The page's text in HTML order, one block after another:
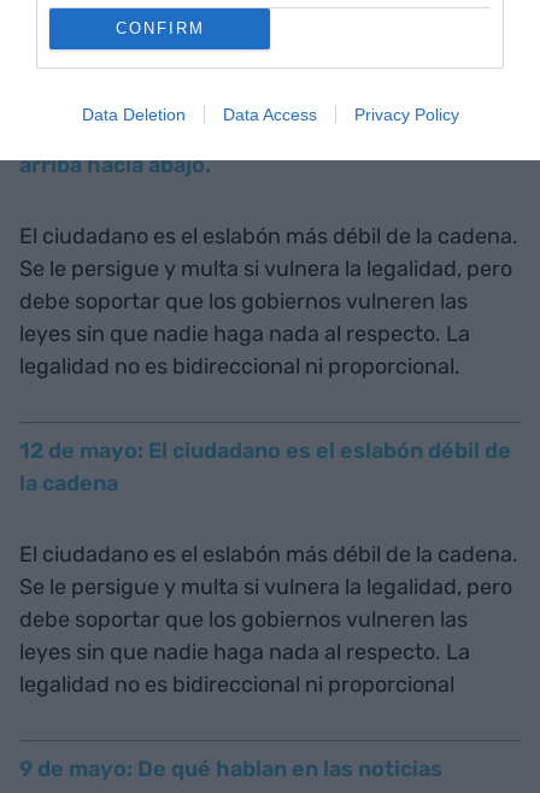
CONFIRM
Data Deletion Data Access Privacy Policy
que se consulte, lo cual hace pensar que no sea
de ninguno de ellos, sino una ocurrencia anónima
13 de mayo: Innovar de abajo hacia arriba, o de
arriba hacia abajo.
El ciudadano es el eslabón más débil de la cadena.
Se le persigue y multa si vulnera la legalidad, pero
debe soportar que los gobiernos vulneren las
leyes sin que nadie haga nada al respecto. La
legalidad no es bidireccional ni proporcional.
12 de mayo: El ciudadano es el eslabón débil de
la cadena
El ciudadano es el eslabón más débil de la cadena.
Se le persigue y multa si vulnera la legalidad, pero
debe soportar que los gobiernos vulneren las
leyes sin que nadie haga nada al respecto. La
legalidad no es bidireccional ni proporcional
9 de mayo: De qué hablan en las noticias